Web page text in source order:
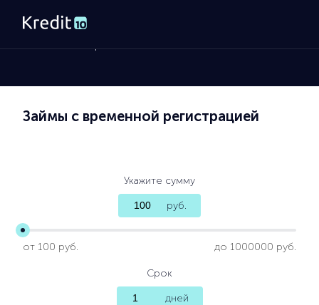
Займы с временной регистрацией
Укажите сумму
руб.
от 100 руб. до 1000000 руб.
Срок
дней